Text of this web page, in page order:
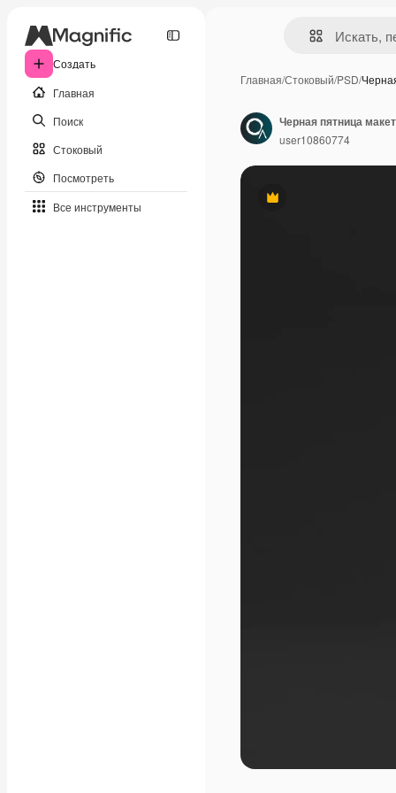
Создать
Главная
Поиск
Стоковый
Посмотреть
Все инструменты
Главная/Стоковый/PSD/
Премиум
Черная пятница
user10860774